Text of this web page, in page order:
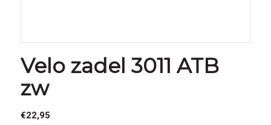
Velo zadel 3011 ATB
zw
€22,95